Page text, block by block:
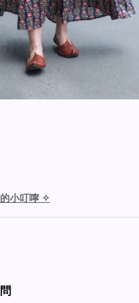
小叮嚀 ✧